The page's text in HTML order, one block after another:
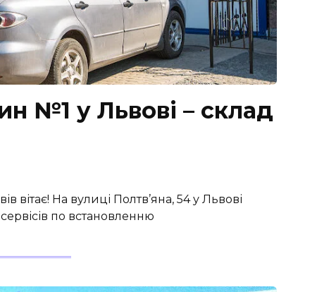
№1 у Львові – склад
вітає! На вулиці Полтв’яна, 54 у Львові
по встановленню